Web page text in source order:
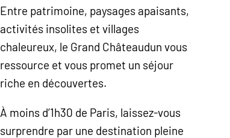
Entre patrimoine, paysages apaisants,
activités insolites et villages
chaleureux, le Grand Châteaudun vous
ressource et vous promet un séjour
riche en découvertes.
À moins d’1h30 de Paris, laissez-vous
surprendre par une destination pleine